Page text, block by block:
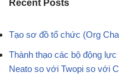
Recent Posts
Tạo sơ đồ tổ chức (Org
Thành thạo các bộ động
Neato so với Twopi so với